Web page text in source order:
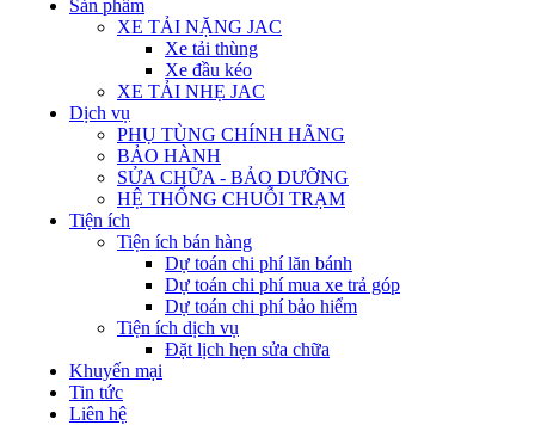
Sản phẩm
XE TẢI NẶNG JAC
Xe tải thùng
Xe đầu kéo
XE TẢI NHẸ JAC
Dịch vụ
PHỤ TÙNG CHÍNH HÃNG
BẢO HÀNH
SỬA CHỮA - BẢO DƯỠNG
HỆ THỐNG CHUỖI TRẠM
Tiện ích
Tiện ích bán hàng
Dự toán chi phí lăn bánh
Dự toán chi phí mua xe trả góp
Dự toán chi phí bảo hiểm
Tiện ích dịch vụ
Đặt lịch hẹn sửa chữa
Khuyến mại
Tin tức
Liên hệ